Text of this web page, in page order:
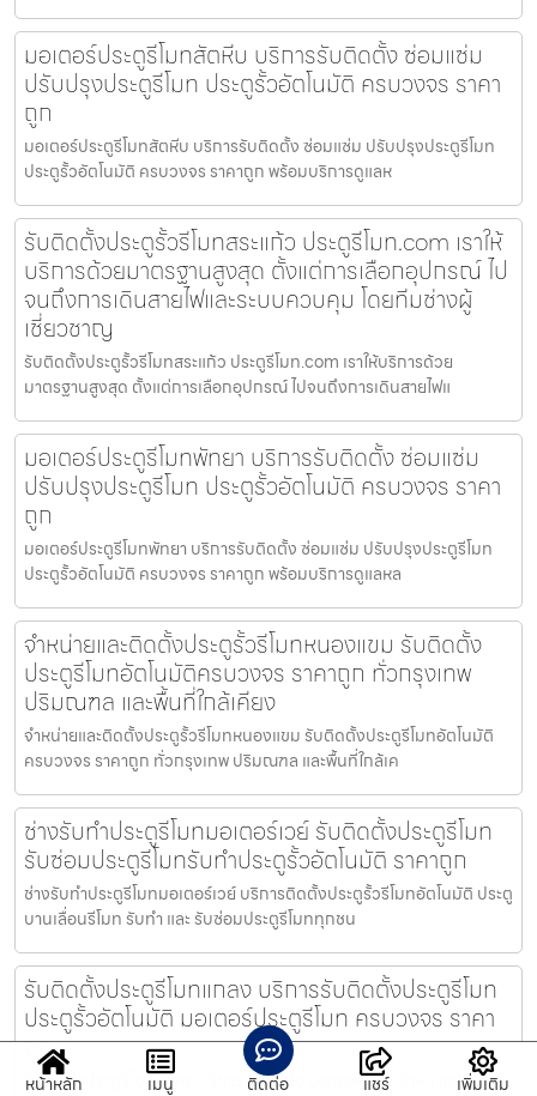
มอเตอร์ประตูรีโมทสัตหีบ บริการรับติดตั้ง ซ่อมแซ่ม
ปรับปรุงประตูรีโมท ประตูรั้วอัตโนมัติ ครบวงจร ราคา
ถูก
มอเตอร์ประตูรีโมทสัตหีบ บริการรับติดตั้ง ซ่อมแซ่ม ปรับปรุงประตูรีโมท
ประตูรั้วอัตโนมัติ ครบวงจร ราคาถูก พร้อมบริการดูแลห
รับติดตั้งประตูรั้วรีโมทสระแก้ว ประตูรีโมท.com เราให้
บริการด้วยมาตรฐานสูงสุด ตั้งแต่การเลือกอุปกรณ์ ไป
จนถึงการเดินสายไฟและระบบควบคุม โดยทีมช่างผู้
เชี่ยวชาญ
รับติดตั้งประตูรั้วรีโมทสระแก้ว ประตูรีโมท.com เราให้บริการด้วย
มาตรฐานสูงสุด ตั้งแต่การเลือกอุปกรณ์ ไปจนถึงการเดินสายไฟแ
มอเตอร์ประตูรีโมทพัทยา บริการรับติดตั้ง ซ่อมแซ่ม
ปรับปรุงประตูรีโมท ประตูรั้วอัตโนมัติ ครบวงจร ราคา
ถูก
มอเตอร์ประตูรีโมทพัทยา บริการรับติดตั้ง ซ่อมแซ่ม ปรับปรุงประตูรีโมท
ประตูรั้วอัตโนมัติ ครบวงจร ราคาถูก พร้อมบริการดูแลหล
จำหน่ายและติดตั้งประตูรั้วรีโมทหนองแขม รับติดตั้ง
ประตูรีโมทอัตโนมัติครบวงจร ราคาถูก ทั่วกรุงเทพ
ปริมณฑล และพื้นที่ใกล้เคียง
จำหน่ายและติดตั้งประตูรั้วรีโมทหนองแขม รับติดตั้งประตูรีโมทอัตโนมัติ
ครบวงจร ราคาถูก ทั่วกรุงเทพ ปริมณฑล และพื้นที่ใกล้เค
ช่างรับทำประตูรีโมทมอเตอร์เวย์ รับติดตั้งประตูรีโมท
รับซ่อมประตูรีโมทรับทำประตูรั้วอัตโนมัติ ราคาถูก
ช่างรับทำประตูรีโมทมอเตอร์เวย์ บริการติดตั้งประตูรั้วรีโมทอัตโนมัติ ประตู
บานเลื่อนรีโมท รับทำ และ รับซ่อมประตูรีโมททุกชน
รับติดตั้งประตูรีโมทแกลง บริการรับติดตั้งประตูรีโมท
ประตูรั้วอัตโนมัติ มอเตอร์ประตูรีโมท ครบวงจร ราคา
ถูก
รับติดตั้งประตูรีโมทแกลง บริการรับติดตั้ง ซ่อมแซม และ จำหน่ายประตู
หน้าหลัก เมนู ติดต่อ แชร์ เพิ่มเติม